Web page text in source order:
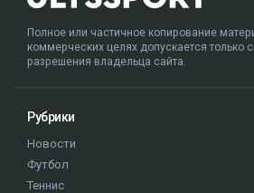
Полное или частичное копирование
коммерческих целях допускается только
разрешения владельца сайта.
Рубрики
Новости
Футбол
Теннис